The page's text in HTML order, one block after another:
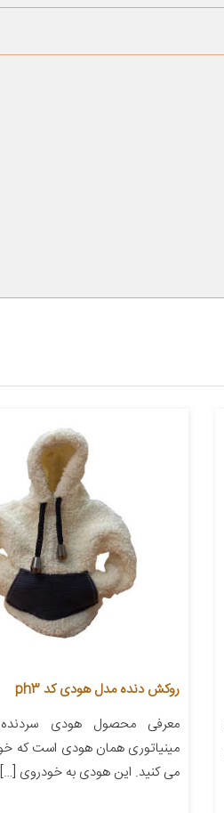
روکش دنده مدل هودی کد ph3
مینیاتوری همان هودی است که
می کنید. این هودی به خودروی […]